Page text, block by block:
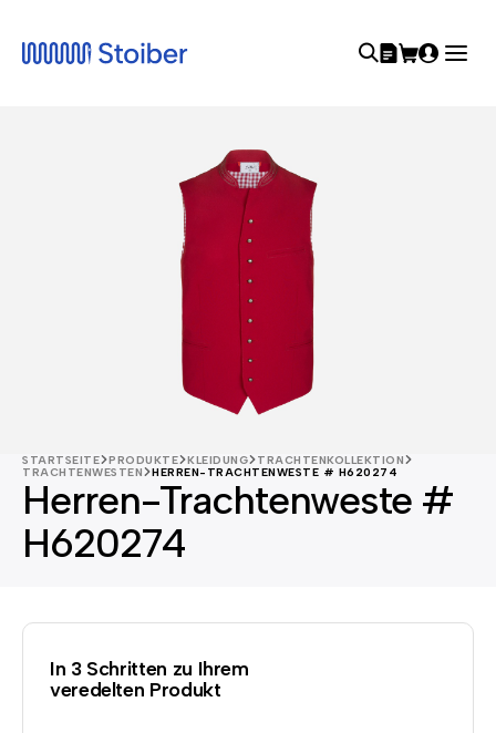
STARTSEITE PRODUKTE KLEIDUNG
TRACHTENKOLLEKTION
TRACHTENWESTEN
HERREN-TRACHTENWESTE # H620274
Herren-Trachtenweste #
H620274
In 3 Schritten zu Ihrem
veredelten Produkt